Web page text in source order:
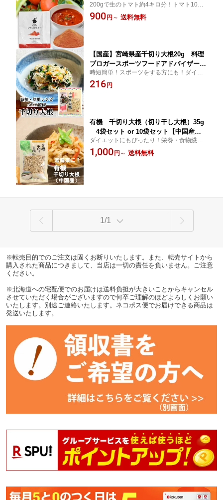
2）【おためし】
200gで生のトマト約4キロ分！トマト10
0％。スープ・料理や離乳食に、アウトドア
に山登りに。パンづくりに。水に溶いてト
900 円 ～ 送料無料
【国産】宮崎県産千切り大根20g 料理
ブロガースポーツフードアドバイザーA
YAレシピ掲載 切り干し大根
時短簡単！スポーツをする方にも！ダイエ
ットにも！栄養・食物繊維たっぷり・非常
食にも子どもも大人も喜ぶレシピ記載！
216 円
有機 千切り大根（切り干し大根）35g
4袋セット or 10袋セット【中国産有
機栽培】
ダイエットにもぴったり！栄養・食物繊維
たっぷり・非常食にも中国産有機
1,000 円 ～ 送料無料
1/1
※転売目的でのご注文は固くお断りいたします。また、転売サイトから
購入された商品につきまして、当店は一切の責任を負いません。ご注意
ください。
※北海道への宅配便でのお届けは送料負担が大きいことからキャンセル
させていただく場合がございますので何卒ご理解のほどよろしくお願い
いたします。別途ご連絡いたします。ネコポス便でお届けできる商品は
発送いたします。